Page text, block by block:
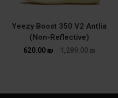
Yeezy Boost 350 V2 Antlia
(Non-Reflective)
1,289.00₪
620.00 ₪